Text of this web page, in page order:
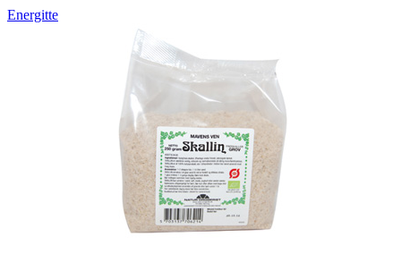
Energitte